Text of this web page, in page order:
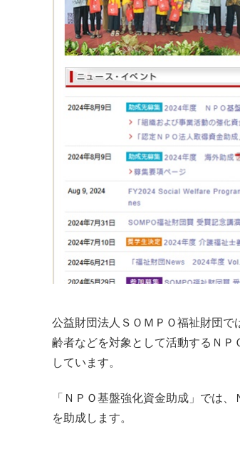
公益財団法人ＳＯＭＰＯ福祉財団
齢者などを対象として活動するＮ
しています。
「ＮＰＯ基盤強化資金助成」では
を助成します。